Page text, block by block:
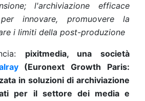
l'archiviazione efficace
innovare, promuovere la
i limiti della post-produzione
pixitmedia, una società
(Euronext Growth Paris:
in soluzioni di archiviazione
per il settore dei media e